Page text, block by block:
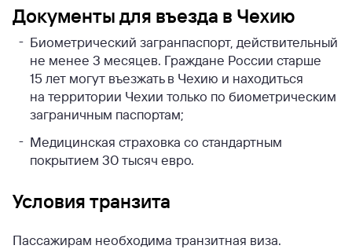
Документы для въезда в Чехию
Биометрический загранпаспорт, действительный
не менее 3 месяцев. Граждане России старше
15 лет могут въезжать в Чехию и находиться
на территории Чехии только по биометрическим
заграничным паспортам;
Медицинская страховка со стандартным
покрытием 30 тысяч евро.
Условия транзита
Пассажирам необходима транзитная виза.